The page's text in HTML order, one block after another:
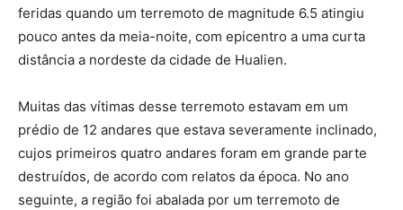
feridas quando um terremoto de magnitude 6.5 atingiu
pouco antes da meia-noite, com epicentro a uma curta
distância a nordeste da cidade de Hualien.
Muitas das vítimas desse terremoto estavam em um
prédio de 12 andares que estava severamente inclinado,
cujos primeiros quatro andares foram em grande parte
destruídos, de acordo com relatos da época. No ano
seguinte, a região foi abalada por um terremoto de